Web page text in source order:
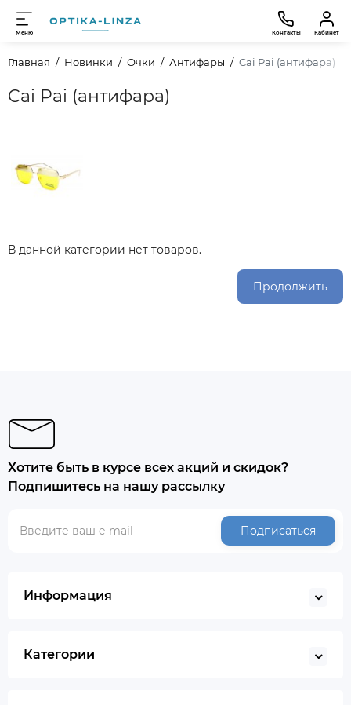
Меню Контакты Кабинет
Главная Новинки Очки Антифары Cai Pai (антифара)
Cai Pai (антифара)
В данной категории нет товаров.
Продолжить
Хотите быть в курсе всех акций и скидок?
Подпишитесь на нашу рассылку
Подписаться
Информация
Категории